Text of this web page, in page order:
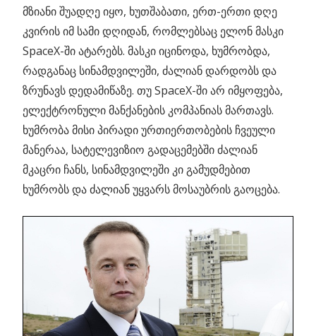
მზიანი შუადღე იყო, ხუთშაბათი, ერთ-ერთი დღე
კვირის იმ სამი დღიდან, რომლებსაც ელონ მასკი
SpaceX-ში ატარებს. მასკი იცინოდა, ხუმრობდა,
რადგანაც სინამდვილეში, ძალიან დარდობს და
ზრუნავს დედამიწაზე. თუ SpaceX-ში არ იმყოფება,
ელექტრონული მანქანების კომპანიას მართავს.
ხუმრობა მისი პირადი ურთიერთობების ჩვეული
მანერაა, სატელევიზიო გადაცემებში ძალიან
მკაცრი ჩანს, სინამდვილეში კი გამუდმებით
ხუმრობს და ძალიან უყვარს მოსაუბრის გაოცება.